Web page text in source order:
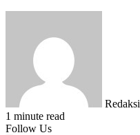
Redaksi
1 minute read
Follow Us